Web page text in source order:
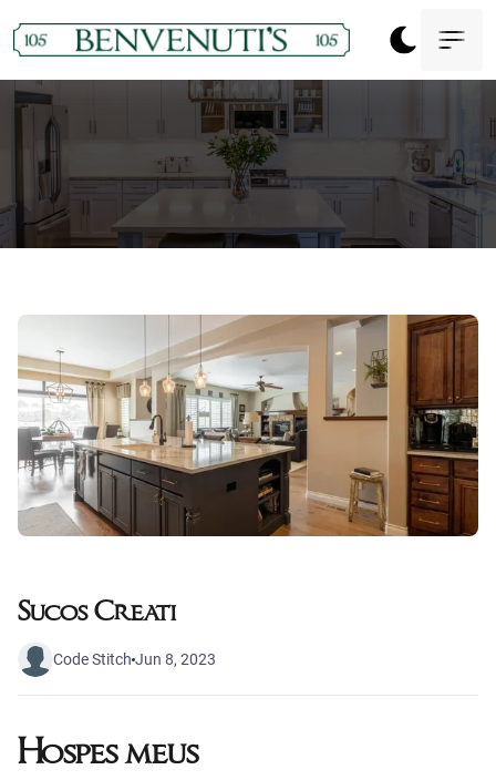
Sucos Creati
Code Stitch Jun 8, 2023
Hospes meus